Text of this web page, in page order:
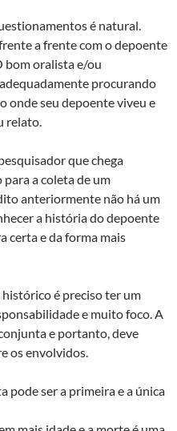
é natural.
a frente com o depoente
bom oralista e/ou
procurando
onde seu depoente viveu e
relato.
que chega
a coleta de um
anteriormente não há um
a história do depoente
certa e da forma mais
é preciso ter um
e muito foco. A
e portanto, deve
os envolvidos.
pode ser a primeira e a única